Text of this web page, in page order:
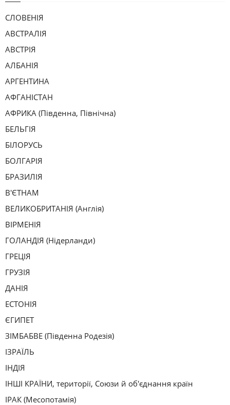
СЛОВЕНІЯ
АВСТРАЛІЯ
АВСТРІЯ
АЛБАНІЯ
АРГЕНТИНА
АФГАНІСТАН
АФРИКА (Південна, Північна)
БЕЛЬГІЯ
БІЛОРУСЬ
БОЛГАРІЯ
БРАЗИЛІЯ
В'ЄТНАМ
ВЕЛИКОБРИТАНІЯ (Англія)
ВІРМЕНІЯ
ГОЛАНДІЯ (Нідерланди)
ГРЕЦІЯ
ГРУЗІЯ
ДАНІЯ
ЕСТОНІЯ
ЄГИПЕТ
ЗІМБАБВЕ (Південна Родезія)
ІЗРАЇЛЬ
ІНДІЯ
ІНШІ КРАЇНИ, території, Союзи й об'єднання країн
ІРАК (Месопотамія)